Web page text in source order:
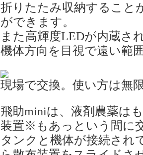
折りたたみ収納すること
ができます。
また高輝度LEDが内蔵さ
機体方向を目視で遠い範
現場で交換。使い方は無限
飛助miniは、液剤農薬は
装置※もあっという間に
タンクと機体が接続され